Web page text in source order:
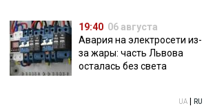
19:40 06 августа
Авария на электросети из-
за жары: часть Львова
осталась без света
UA RU